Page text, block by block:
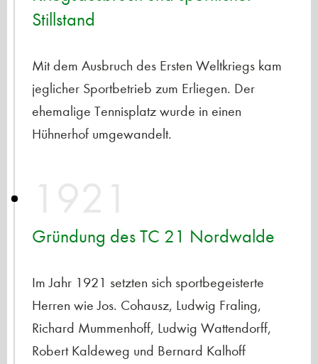
Stillstand
Mit dem Ausbruch des Ersten Weltkriegs kam
jeglicher Sportbetrieb zum Erliegen. Der
ehemalige Tennisplatz wurde in einen
Hühnerhof umgewandelt.
Gründung des TC 21 Nordwalde
Im Jahr 1921 setzten sich sportbegeisterte
Herren wie Jos. Cohausz, Ludwig Fraling,
Richard Mummenhoff, Ludwig Wattendorff,
Robert Kaldeweg und Bernard Kalhoff